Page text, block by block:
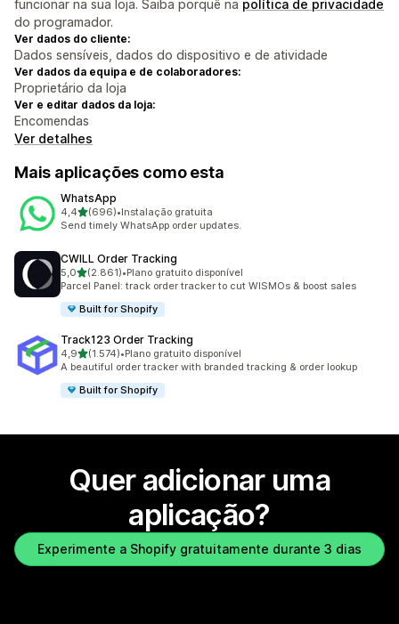
funcionar na sua loja. Saiba porquê na política de privacidade
do programador.
Ver dados do cliente:
Dados sensíveis, dados do dispositivo e de atividade
Ver dados da equipa e de colaboradores:
Proprietário da loja
Ver e editar dados da loja:
Encomendas
Ver detalhes
Mais aplicações como esta
WhatsApp
4,4de 5 estrelas
(696)
696 total de avaliações
•Instalação gratuita
Send timely WhatsApp order updates.
CWILL Order Tracking
5,0de 5 estrelas
(2.861)
2861 total de avaliações
•Plano gratuito disponível
Parcel Panel: track order tracker to cut WISMOs & boost sales
Built for Shopify
Track123 Order Tracking
4,9de 5 estrelas
(1.574)
1574 total de avaliações
•Plano gratuito disponível
A beautiful order tracker with branded tracking & order lookup
Built for Shopify
Quer adicionar uma
aplicação?
Experimente a Shopify gratuitamente durante 3 dias